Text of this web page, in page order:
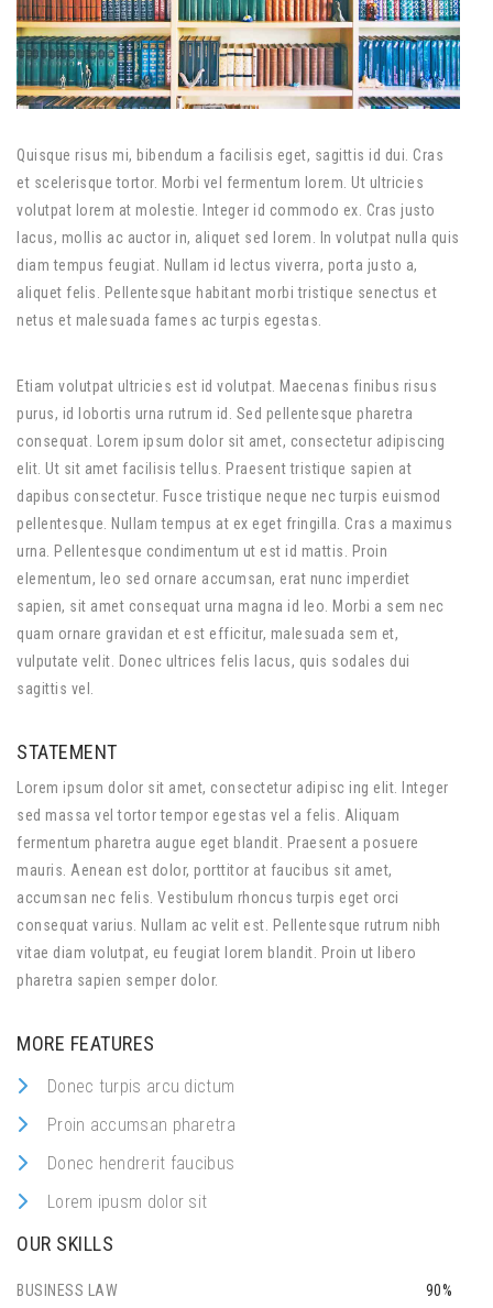
Quisque risus mi, bibendum a facilisis eget, sagittis id dui. Cras
et scelerisque tortor. Morbi vel fermentum lorem. Ut ultricies
volutpat lorem at molestie. Integer id commodo ex. Cras justo
lacus, mollis ac auctor in, aliquet sed lorem. In volutpat nulla quis
diam tempus feugiat. Nullam id lectus viverra, porta justo a,
aliquet felis. Pellentesque habitant morbi tristique senectus et
netus et malesuada fames ac turpis egestas.
Etiam volutpat ultricies est id volutpat. Maecenas finibus risus
purus, id lobortis urna rutrum id. Sed pellentesque pharetra
consequat. Lorem ipsum dolor sit amet, consectetur adipiscing
elit. Ut sit amet facilisis tellus. Praesent tristique sapien at
dapibus consectetur. Fusce tristique neque nec turpis euismod
pellentesque. Nullam tempus at ex eget fringilla. Cras a maximus
urna. Pellentesque condimentum ut est id mattis. Proin
elementum, leo sed ornare accumsan, erat nunc imperdiet
sapien, sit amet consequat urna magna id leo. Morbi a sem nec
quam ornare gravidan et est efficitur, malesuada sem et,
vulputate velit. Donec ultrices felis lacus, quis sodales dui
sagittis vel.
STATEMENT
Lorem ipsum dolor sit amet, consectetur adipisc ing elit. Integer
sed massa vel tortor tempor egestas vel a felis. Aliquam
fermentum pharetra augue eget blandit. Praesent a posuere
mauris. Aenean est dolor, porttitor at faucibus sit amet,
accumsan nec felis. Vestibulum rhoncus turpis eget orci
consequat varius. Nullam ac velit est. Pellentesque rutrum nibh
vitae diam volutpat, eu feugiat lorem blandit. Proin ut libero
pharetra sapien semper dolor.
MORE FEATURES
Donec turpis arcu dictum
Proin accumsan pharetra
Donec hendrerit faucibus
Lorem ipusm dolor sit
OUR SKILLS
BUSINESS LAW 90%